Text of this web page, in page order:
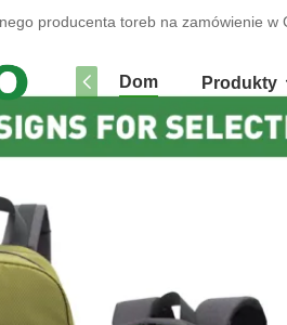
producenta toreb na zamówienie w
Dom Produkty